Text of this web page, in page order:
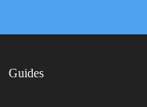
Guides